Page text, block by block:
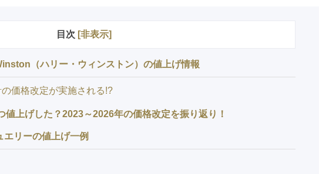
目次 [非表示]
（ハリー・ウィンストン）の値上げ情報
価格改定が実施される!?
値上げした？2023～2026年の価格改定を振り返り！
エリーの値上げ一例